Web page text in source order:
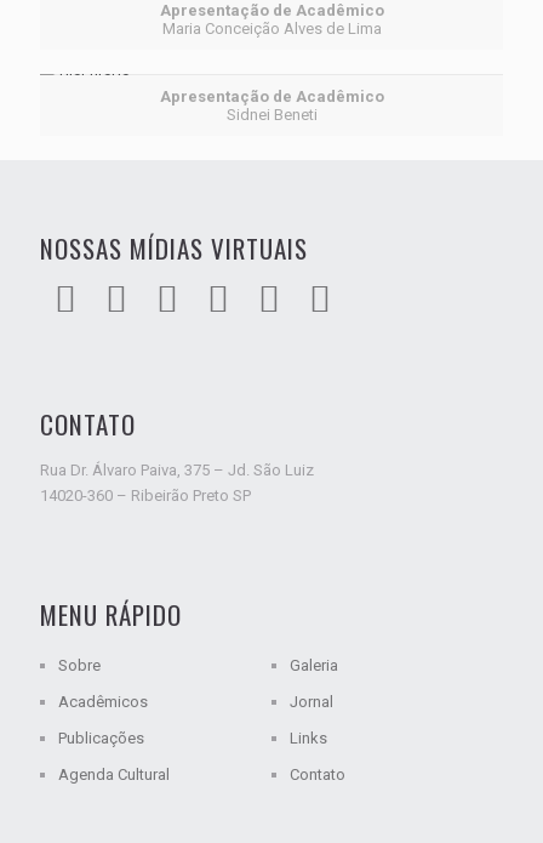
Apresentação de Acadêmico
Maria Conceição Alves de Lima
Apresentação de Acadêmico
Sidnei Beneti
NOSSAS MÍDIAS VIRTUAIS
CONTATO
Rua Dr. Álvaro Paiva, 375 – Jd. São Luiz
14020-360 – Ribeirão Preto SP
MENU RÁPIDO
Sobre
Acadêmicos
Publicações
Agenda Cultural
Galeria
Jornal
Links
Contato